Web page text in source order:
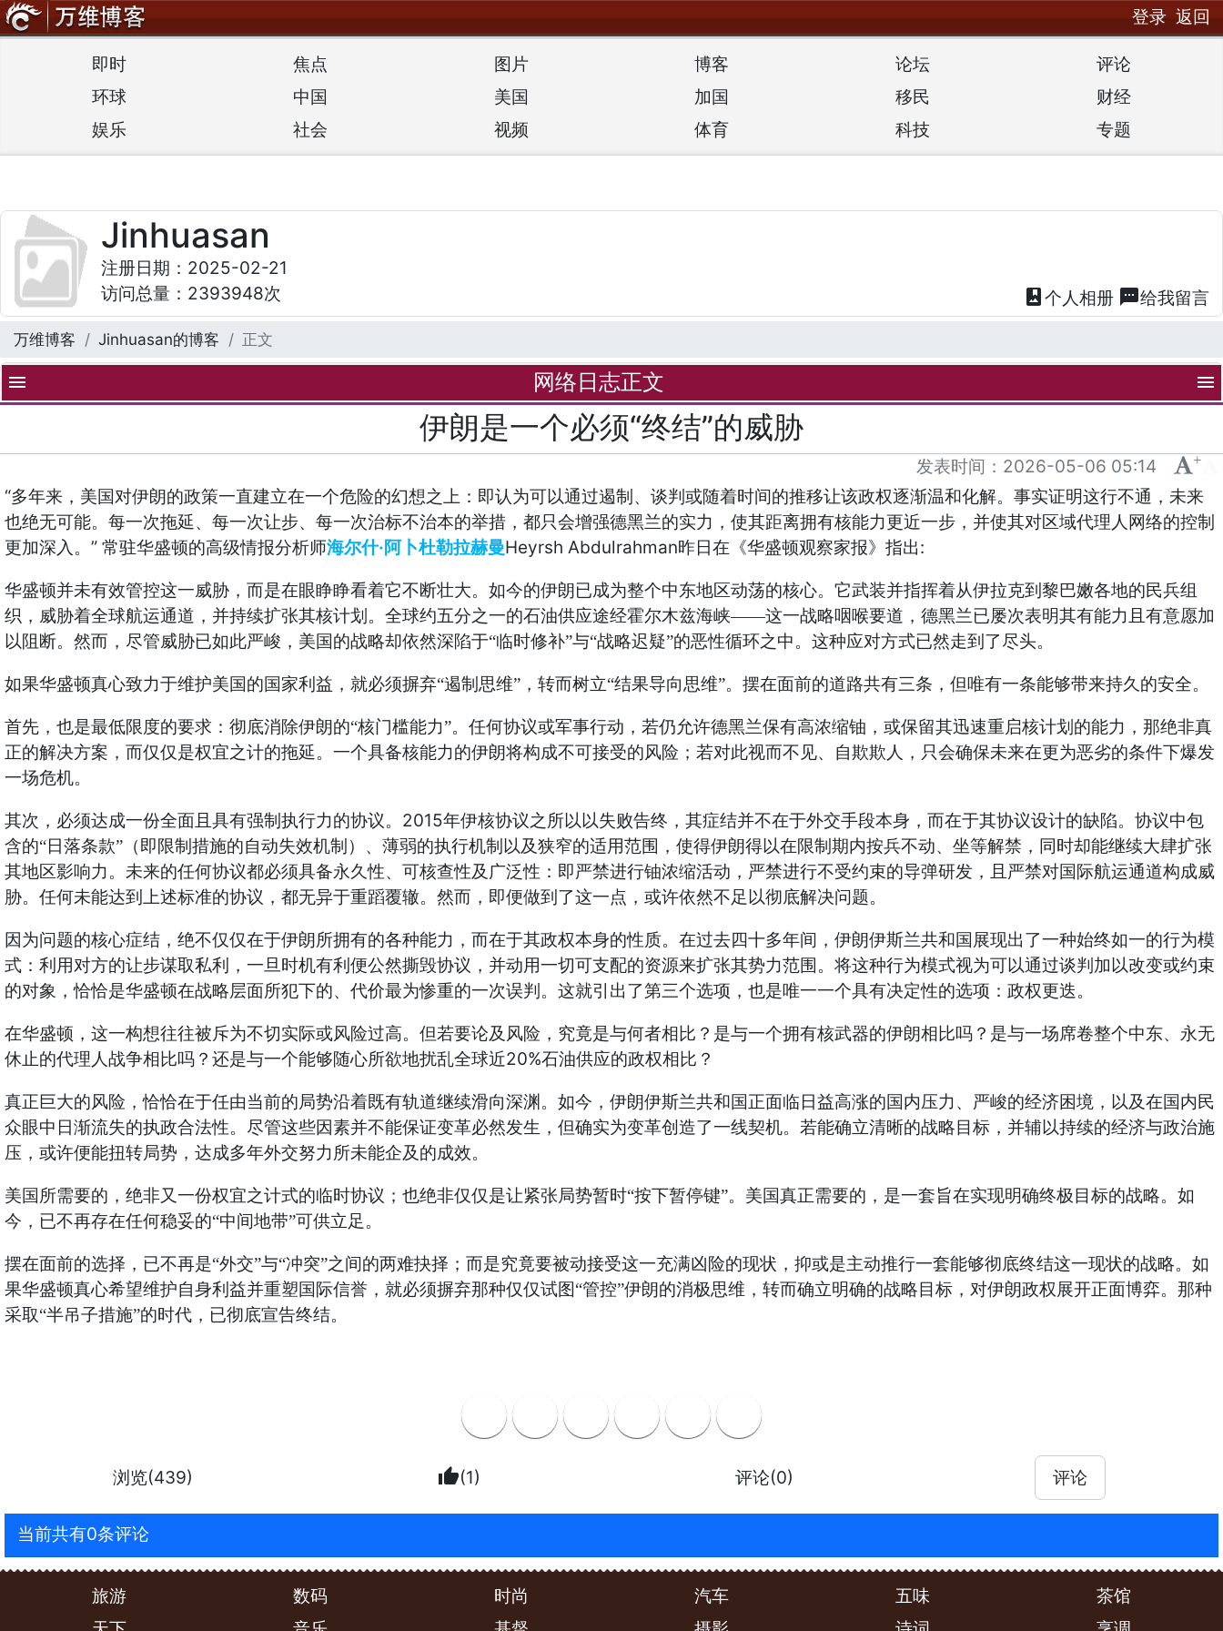
登录 返回
即时 焦点 图片 博客 论坛
评论
环球
中国 美国 加国 移民
财经
娱乐
社会 视频 体育 科技 专题
Jinhuasan
注册日期：2025-02-21
访问总量：2393948次
photo_album 个人相册 textsms给我留言
万维博客 Jinhuasan的博客 正文
menu 网络日志正文 menu
伊朗是一个必须“终结”的威胁
发表时间： 2026-05-06 05:14 +
“多年来，美国对伊朗的政策一直建立在一个危险的幻想之上：即认为可以通过遏制、谈判或随着时间的推移让该政权逐渐温和化解。事实证明这行不通，未来
也绝无可能。每一次拖延、每一次让步、每一次治标不治本的举措，都只会增强德黑兰的实力，使其距离拥有核能力更近一步，并使其对区域代理人网络的控制
更加深入。 ” 常驻华盛顿的高级情报分析师海尔什·阿卜杜勒拉赫曼Heyrsh Abdulrahman昨日在《华盛顿观察家报》指出:
华盛顿并未有效管控这一威胁，而是在眼睁睁看着它不断壮大。如今的伊朗已成为整个中东地区动荡的核心。它武装并指挥着从伊拉克到黎巴嫩各地的民兵组
织，威胁着全球航运通道，并持续扩张其核计划。全球约五分之一的石油供应途经霍尔木兹海峡——这一战略咽喉要道，德黑兰已屡次表明其有能力且有意愿加
以阻断。然而，尽管威胁已如此严峻，美国的战略却依然深陷于“临时修补”与“战略迟疑”的恶性循环之中。这种应对方式已然走到了尽头。
如果华盛顿真心致力于维护美国的国家利益，就必须摒弃“遏制思维”，转而树立“结果导向思维”。摆在面前的道路共有三条，但唯有一条能够带来持久的安全。
首先，也是最低限度的要求：彻底消除伊朗的“核门槛能力”。任何协议或军事行动，若仍允许德黑兰保有高浓缩铀，或保留其迅速重启核计划的能力，那绝非真
正的解决方案，而仅仅是权宜之计的拖延。一个具备核能力的伊朗将构成不可接受的风险；若对此视而不见、自欺欺人，只会确保未来在更为恶劣的条件下爆发
一场危机。
其次，必须达成一份全面且具有强制执行力的协议。 2015年伊核协议之所以以失败告终，其症结并不在于外交手段本身，而在于其协议设计的缺陷。协议中包
含的“日落条款”（即限制措施的自动失效机制）、薄弱的执行机制以及狭窄的适用范围，使得伊朗得以在限制期内按兵不动、坐等解禁，同时却能继续大肆扩张
其地区影响力。未来的任何协议都必须具备永久性、可核查性及广泛性：即严禁进行铀浓缩活动，严禁进行不受约束的导弹研发，且严禁对国际航运通道构成威
胁。任何未能达到上述标准的协议，都无异于重蹈覆辙。然而，即便做到了这一点，或许依然不足以彻底解决问题。
因为问题的核心症结，绝不仅仅在于伊朗所拥有的各种能力，而在于其政权本身的性质。在过去四十多年间，伊朗伊斯兰共和国展现出了一种始终如一的行为模
式：利用对方的让步谋取私利，一旦时机有利便公然撕毁协议，并动用一切可支配的资源来扩张其势力范围。将这种行为模式视为可以通过谈判加以改变或约束
的对象，恰恰是华盛顿在战略层面所犯下的、代价最为惨重的一次误判。这就引出了第三个选项，也是唯一一个具有决定性的选项：政权更迭。
在华盛顿，这一构想往往被斥为不切实际或风险过高。但若要论及风险，究竟是与何者相比？是与一个拥有核武器的伊朗相比吗？是与一场席卷整个中东、永无
休止的代理人战争相比吗？还是与一个能够随心所欲地扰乱全球近20%石油供应的政权相比？
真正巨大的风险，恰恰在于任由当前的局势沿着既有轨道继续滑向深渊。如今，伊朗伊斯兰共和国正面临日益高涨的国内压力、严峻的经济困境，以及在国内民
众眼中日渐流失的执政合法性。尽管这些因素并不能保证变革必然发生，但确实为变革创造了一线契机。若能确立清晰的战略目标，并辅以持续的经济与政治施
压，或许便能扭转局势，达成多年外交努力所未能企及的成效。
美国所需要的，绝非又一份权宜之计式的临时协议；也绝非仅仅是让紧张局势暂时“按下暂停键”。美国真正需要的，是一套旨在实现明确终极目标的战略。如
今，已不再存在任何稳妥的“中间地带”可供立足。
摆在面前的选择，已不再是“外交”与“冲突”之间的两难抉择；而是究竟要被动接受这一充满凶险的现状，抑或是主动推行一套能够彻底终结这一现状的战略。如
果华盛顿真心希望维护自身利益并重塑国际信誉，就必须摒弃那种仅仅试图“管控”伊朗的消极思维，转而确立明确的战略目标，对伊朗政权展开正面博弈。那种
采取“半吊子措施”的时代，已彻底宣告终结。
浏览(439) thumb_up(1) 评论(0) 评论
当前共有0条评论
旅游 数码 时尚 汽车 五味
茶馆